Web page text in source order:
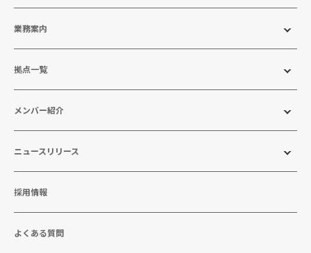
業務案内
拠点一覧
メンバー紹介
ニュースリリース
採用情報
よくある質問